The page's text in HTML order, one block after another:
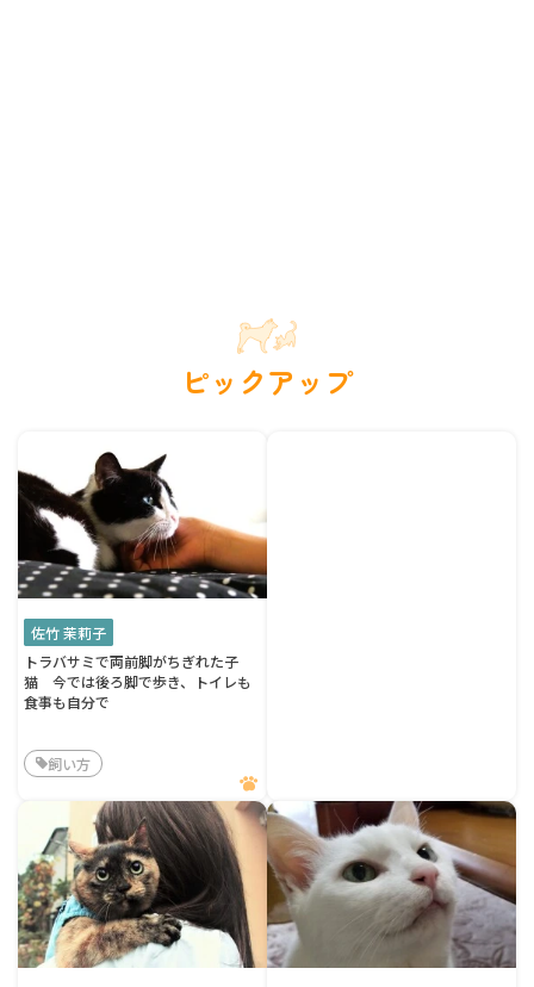
ピックアップ
佐竹 茉莉子
トラバサミで両前脚がちぎれた子
猫 今では後ろ脚で歩き、トイレも
食事も自分で
飼い方